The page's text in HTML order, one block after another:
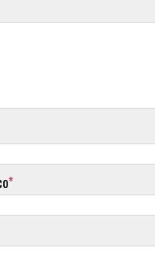
*